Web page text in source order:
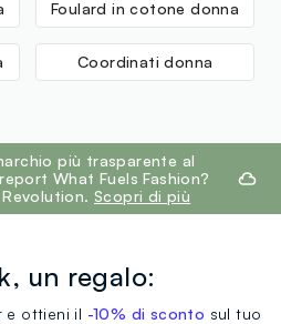
Foulard in cotone donna
Coordinati donna
più trasparente al
What Fuels Fashion?
Scopri di più
un regalo:
e ottieni il -10% di sconto sul tuo